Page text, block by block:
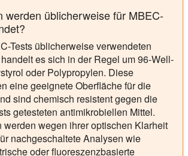
werden üblicherweise für MBEC-
Tests üblicherweise verwendeten
es sich in der Regel um 96-Well-
oder Polypropylen. Diese
eine geeignete Oberfläche für die
sind chemisch resistent gegen die
getesteten antimikrobiellen Mittel.
werden wegen ihrer optischen Klarheit
nachgeschaltete Analysen wie
oder fluoreszenzbasierte